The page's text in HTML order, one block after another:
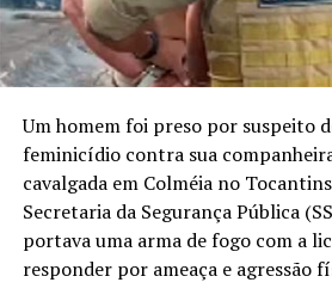
Um homem foi preso por suspeito
feminicídio contra sua
cavalgada em Colméia no
Secretaria da Segurança Pública
portava uma arma de fogo com a
responder por ameaça e agressão